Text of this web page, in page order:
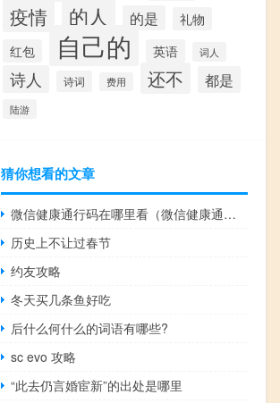
疫情 的人 的是
礼物
红包
自己的 英语 词人
诗人 诗词 费用 还不 都是
陆游
猜你想看的文章
微信健康通行码在哪里看（微信健康通行码在哪里找到）
历史上不让过春节
约友攻略
冬天买几条鱼好吃
后什么何什么的词语有哪些?
sc evo 攻略
“此去仍言婚宦新”的出处是哪里